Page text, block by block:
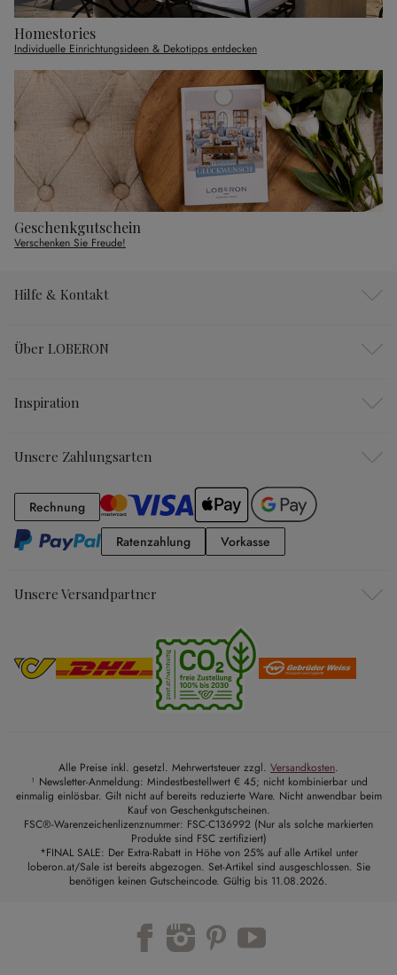
Homestories
Individuelle Einrichtungsideen & Dekotipps entdecken
Geschenkgutschein
Verschenken Sie Freude!
Hilfe & Kontakt
Über LOBERON
Inspiration
Unsere Zahlungsarten
RechnungRechnung
RatenzahlungRatenzahlung
Vorkasse
Unsere Versandpartner
Alle Preise inkl. gesetzl. Mehrwertsteuer zzgl. Versandkosten.
¹ Newsletter-Anmeldung: Mindestbestellwert € 45; nicht kombinierbar und
einmalig einlösbar. Gilt nicht auf bereits reduzierte Ware. Nicht anwendbar beim
Kauf von Geschenkgutscheinen.
FSC®-Warenzeichenlizenznummer: FSC-C136992 (Nur als solche markierten
Produkte sind FSC zertifiziert)
*FINAL SALE: Der Extra-Rabatt in Höhe von 25% auf alle Artikel unter
loberon.at/Sale ist bereits abgezogen. Set-Artikel sind ausgeschlossen. Sie
benötigen keinen Gutscheincode. Gültig bis 11.08.2026.